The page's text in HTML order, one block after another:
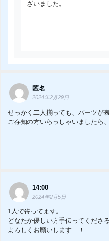
ざいました。
匿名
2024年2月29日
せっかく二人揃っても、パーツが
ご存知の方いらっしゃいましたら
14:00
2024年2月5日
1人で待ってます。
どなたか優しい方手伝ってくださ
よろしくお願いします…！